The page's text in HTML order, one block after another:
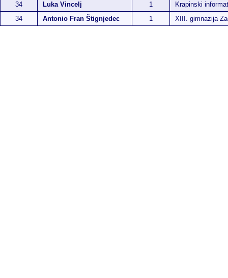
34
Luka Vincelj 1
Krapinski
34
Antonio Fran Štignjedec 1 XIII. gimnazija